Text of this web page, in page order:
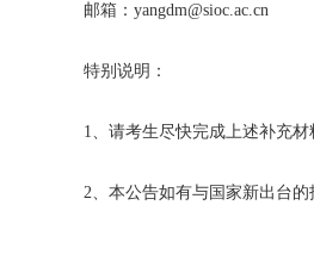
邮箱：yangdm@sioc.ac.cn
特别说明：
1、请考生尽快完成上述补充
2、本公告如有与国家新出台